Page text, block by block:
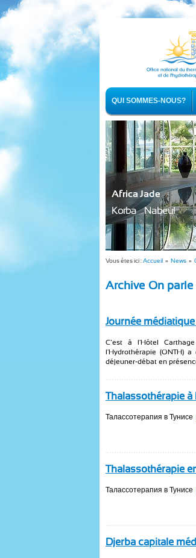
QUI SOMMES-NOUS?
Africa Jade
Korba - Nabeul
Vous êtes ici :Accueil » News »
Archive On
Journée
C’est à l'Hôtel
l'Hydrothérapie (ONTH)
déjeuner-débat en
Thalassothérapie à
Талассотерапия в Тунисе
Thalassothérapie
Талассотерапия в Тунисе
Djerba capitale